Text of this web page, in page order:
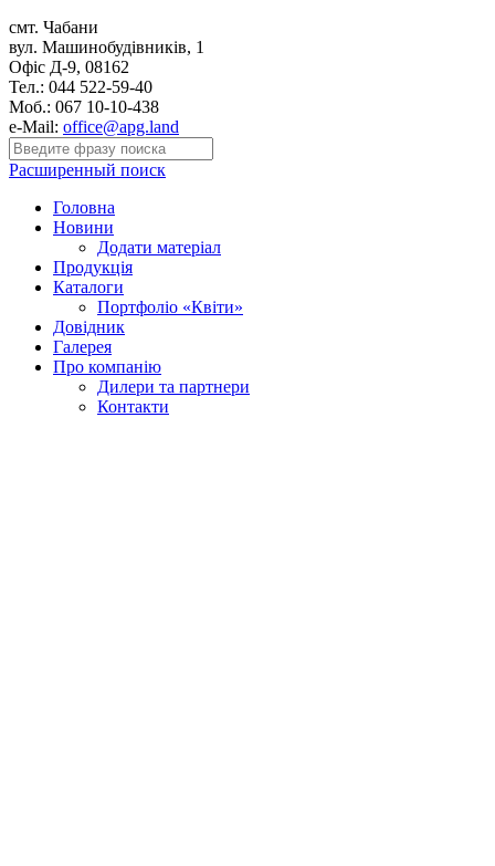
смт. Чабани
вул. Машинобудівників, 1
Офіс Д-9, 08162
Тел.: 044 522-59-40
Моб.: 067 10-10-438
e-Mail: office@apg.land
Расширенный поиск
Головна
Новини
Додати матеріал
Продукція
Каталоги
Портфоліо «Квіти»
Довідник
Галерея
Про компанію
Дилери та партнери
Контакти